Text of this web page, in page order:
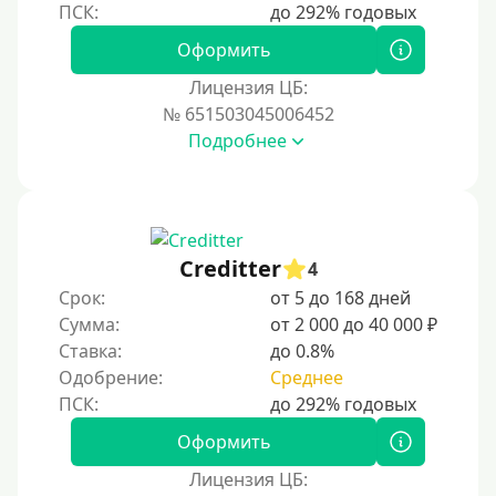
Наличными
По телефону
На дебетовую карту
На кредитную карту
На виртуальную карту
На неименную карту
На именную карту
На зарплатную карту
На чужую карту без отказа
Оформить
Лицензия ЦБ:
№ 651503045006452
Подробнее
Creditter
4
Срок:
от 5 до 168 дней
Сумма:
от 2 000 до 40 000 ₽
Ставка:
до 0.8%
Одобрение:
Среднее
Оформить
Лицензия ЦБ: